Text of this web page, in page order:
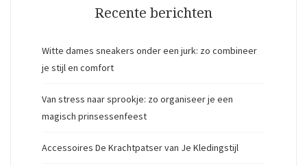
Recente berichten
Witte dames sneakers onder een jurk: zo combineer
je stijl en comfort
Van stress naar sprookje: zo organiseer je een
magisch prinsessenfeest
Accessoires De Krachtpatser van Je Kledingstijl